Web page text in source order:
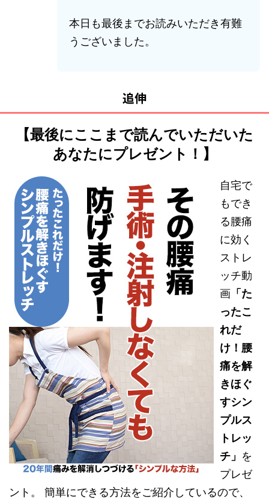
本日も最後までお読みいただき有難
うございました。
追伸
【最後にここまで読んでいただいた
あなたにプレゼント！】
自宅で
もでき
る腰痛
に効く
ストレ
ッチ動
画 「た
ったこ
れだ
け！腰
痛を解
きほぐ
すシン
プルス
トレッ
チ」 を
プレゼ
ント。 簡単にできる方法をご紹介しているので、